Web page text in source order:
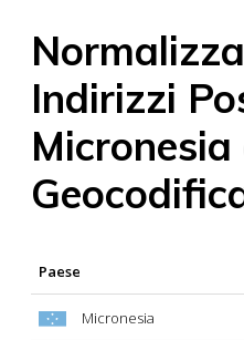
Indirizzi
Micronesia
Paese
Micronesia